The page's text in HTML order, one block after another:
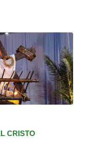
CRISTO